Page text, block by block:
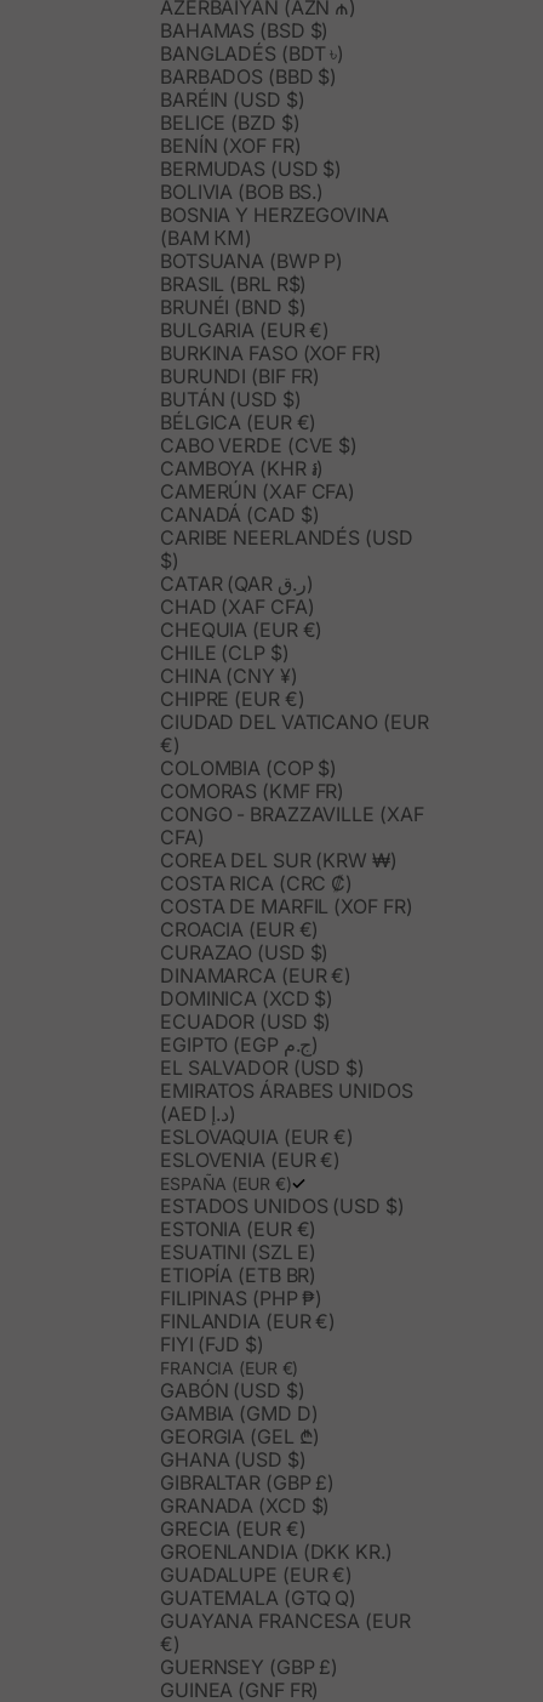
AZERBAIYÁN (AZN ₼)
BAHAMAS (BSD $)
BANGLADÉS (BDT ৳)
BARBADOS (BBD $)
BARÉIN (USD $)
BELICE (BZD $)
BENÍN (XOF FR)
BERMUDAS (USD $)
BOLIVIA (BOB BS.)
BOSNIA Y HERZEGOVINA
(BAM КМ)
BOTSUANA (BWP P)
BRASIL (BRL R$)
BRUNÉI (BND $)
BULGARIA (EUR €)
BURKINA FASO (XOF FR)
BURUNDI (BIF FR)
BUTÁN (USD $)
BÉLGICA (EUR €)
CABO VERDE (CVE $)
CAMBOYA (KHR ៛)
CAMERÚN (XAF CFA)
CANADÁ (CAD $)
CARIBE NEERLANDÉS (USD
$)
CATAR (QAR ر.ق)
CHAD (XAF CFA)
CHEQUIA (EUR €)
CHILE (CLP $)
CHINA (CNY ¥)
CHIPRE (EUR €)
CIUDAD DEL VATICANO (EUR
€)
COLOMBIA (COP $)
COMORAS (KMF FR)
CONGO - BRAZZAVILLE (XAF
CFA)
COREA DEL SUR (KRW ₩)
COSTA RICA (CRC ₡)
COSTA DE MARFIL (XOF FR)
CROACIA (EUR €)
CURAZAO (USD $)
DINAMARCA (EUR €)
DOMINICA (XCD $)
ECUADOR (USD $)
EGIPTO (EGP ج.م)
EL SALVADOR (USD $)
EMIRATOS ÁRABES UNIDOS
(AED د.إ)
ESLOVAQUIA (EUR €)
ESLOVENIA (EUR €)
ESPAÑA (EUR €)
ESTADOS UNIDOS (USD $)
ESTONIA (EUR €)
ESUATINI (SZL E)
ETIOPÍA (ETB BR)
FILIPINAS (PHP ₱)
FINLANDIA (EUR €)
FIYI (FJD $)
FRANCIA (EUR €)
GABÓN (USD $)
GAMBIA (GMD D)
GEORGIA (GEL ₾)
GHANA (USD $)
GIBRALTAR (GBP £)
GRANADA (XCD $)
GRECIA (EUR €)
GROENLANDIA (DKK KR.)
GUADALUPE (EUR €)
GUATEMALA (GTQ Q)
GUAYANA FRANCESA (EUR
€)
GUERNSEY (GBP £)
GUINEA (GNF FR)